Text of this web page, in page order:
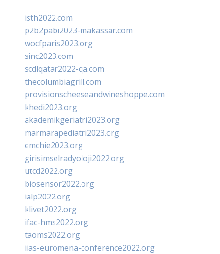
isth2022.com
p2b2pabi2023-makassar.com
wocfparis2023.org
sinc2023.com
scdlqatar2022-qa.com
thecolumbiagrill.com
provisionscheeseandwineshoppe.com
khedi2023.org
akademikgeriatri2023.org
marmarapediatri2023.org
emchie2023.org
girisimselradyoloji2022.org
utcd2022.org
biosensor2022.org
ialp2022.org
klivet2022.org
ifac-hms2022.org
taoms2022.org
iias-euromena-conference2022.org